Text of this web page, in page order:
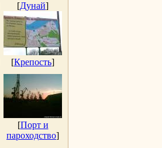
[Дунай]
[Крепость]
[Порт и
пароходство]